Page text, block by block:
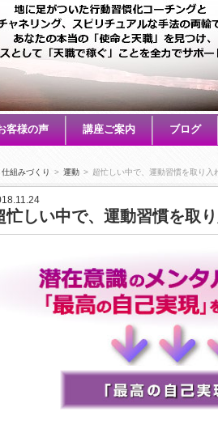
客様の声 講座ご案内 ブログ
組みづくり > 運動 > 超忙しい中で、運動習慣を取り入
忙しい中で、運動習慣を取